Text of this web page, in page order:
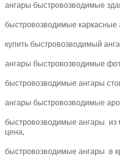
ангары быстровозводимые
быстровозводимые каркасные
купить быстровозводимый
ангары быстровозводимые
быстровозводимые ангары
ангары быстровозводимые
быстровозводимые ангары из
цена,
быстровозводимые ангары в